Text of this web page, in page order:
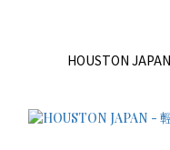
HOUSTON